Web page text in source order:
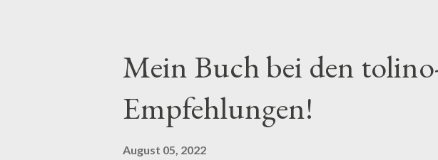
sollten. 1933 wurde an der Mosel der
erst 1986 wieder erlaubt. Aus diesen Gründen
Mein Buch bei den
Empfehlungen!
August 05, 2022